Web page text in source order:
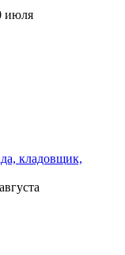
июля
кладовщик,